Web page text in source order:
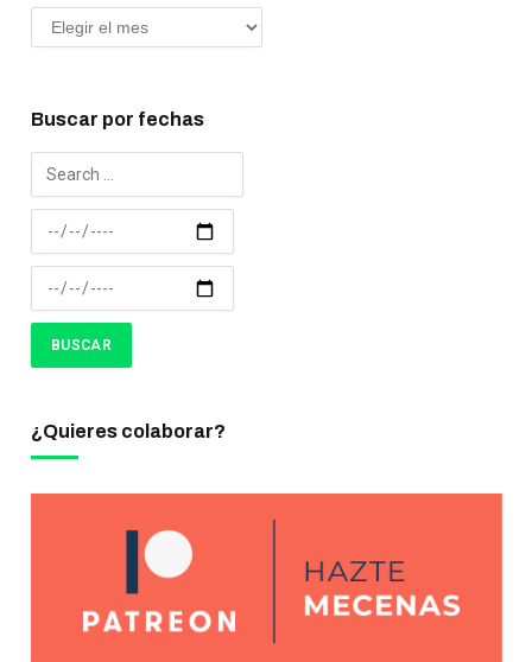
Buscar por fechas
¿Quieres colaborar?